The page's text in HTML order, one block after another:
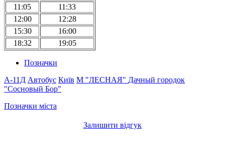
11:05
11:33
12:00
12:28
15:30
16:00
18:32
19:05
Позначки
A-11Д Автобус Київ М "ЛЕСНАЯ" Дачный городок
"Сосновый Бор"
Позначки міста
Залишити відгук